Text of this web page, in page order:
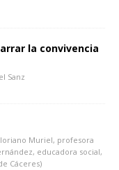
la convivencia
Sanz
Muriel, profesora
educadora social,
Cáceres)